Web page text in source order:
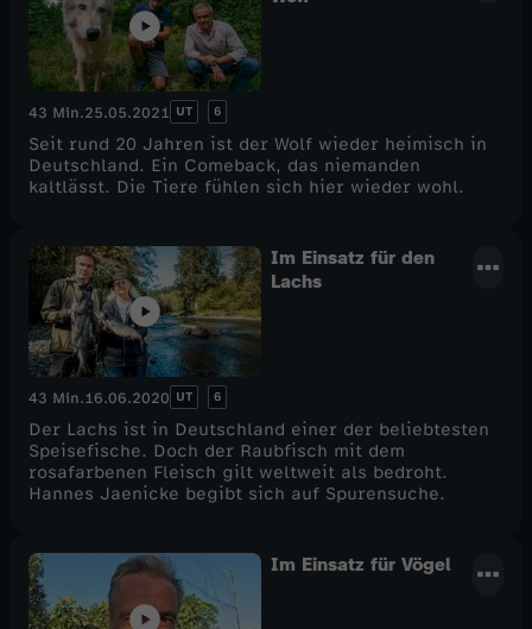
43 Min.25.05.2021 UT 6
Seit rund 20 Jahren ist der Wolf wieder heimisch in
Deutschland. Ein Comeback, das niemanden
kaltlässt. Die Tiere fühlen sich hier wieder wohl.
Im Einsatz für den
Lachs
43 Min.16.06.2020 UT 6
Der Lachs ist in Deutschland einer der beliebtesten
Speisefische. Doch der Raubfisch mit dem
rosafarbenen Fleisch gilt weltweit als bedroht.
Hannes Jaenicke begibt sich auf Spurensuche.
Im Einsatz für Vögel